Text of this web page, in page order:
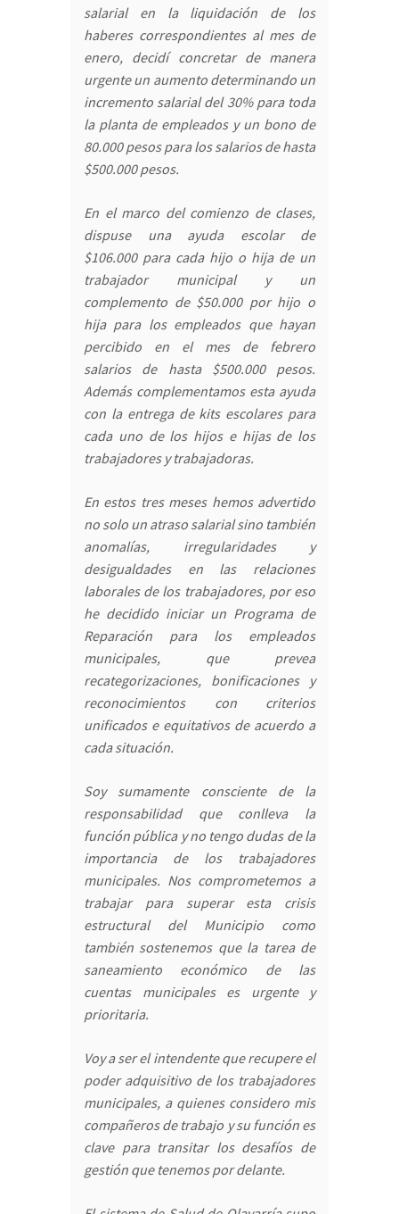
salarial en la liquidación de los
haberes correspondientes al mes de
enero, decidí concretar de manera
urgente un aumento determinando un
incremento salarial del 30% para toda
la planta de empleados y un bono de
80.000 pesos para los salarios de hasta
$500.000 pesos.
En el marco del comienzo de clases,
dispuse una ayuda escolar de
$106.000 para cada hijo o hija de un
trabajador municipal y un
complemento de $50.000 por hijo o
hija para los empleados que hayan
percibido en el mes de febrero
salarios de hasta $500.000 pesos.
Además complementamos esta ayuda
con la entrega de kits escolares para
cada uno de los hijos e hijas de los
trabajadores y trabajadoras.
En estos tres meses hemos advertido
no solo un atraso salarial sino también
anomalías, irregularidades y
desigualdades en las relaciones
laborales de los trabajadores, por eso
he decidido iniciar un Programa de
Reparación para los empleados
municipales, que prevea
recategorizaciones, bonificaciones y
reconocimientos con criterios
unificados e equitativos de acuerdo a
cada situación.
Soy sumamente consciente de la
responsabilidad que conlleva la
función pública y no tengo dudas de la
importancia de los trabajadores
municipales. Nos comprometemos a
trabajar para superar esta crisis
estructural del Municipio como
también sostenemos que la tarea de
saneamiento económico de las
cuentas municipales es urgente y
prioritaria.
Voy a ser el intendente que recupere el
poder adquisitivo de los trabajadores
municipales, a quienes considero mis
compañeros de trabajo y su función es
clave para transitar los desafíos de
gestión que tenemos por delante.